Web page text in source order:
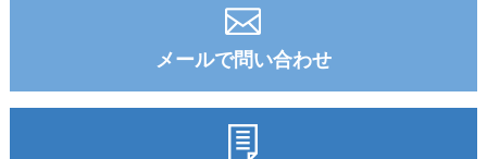
メールで問い合わせ